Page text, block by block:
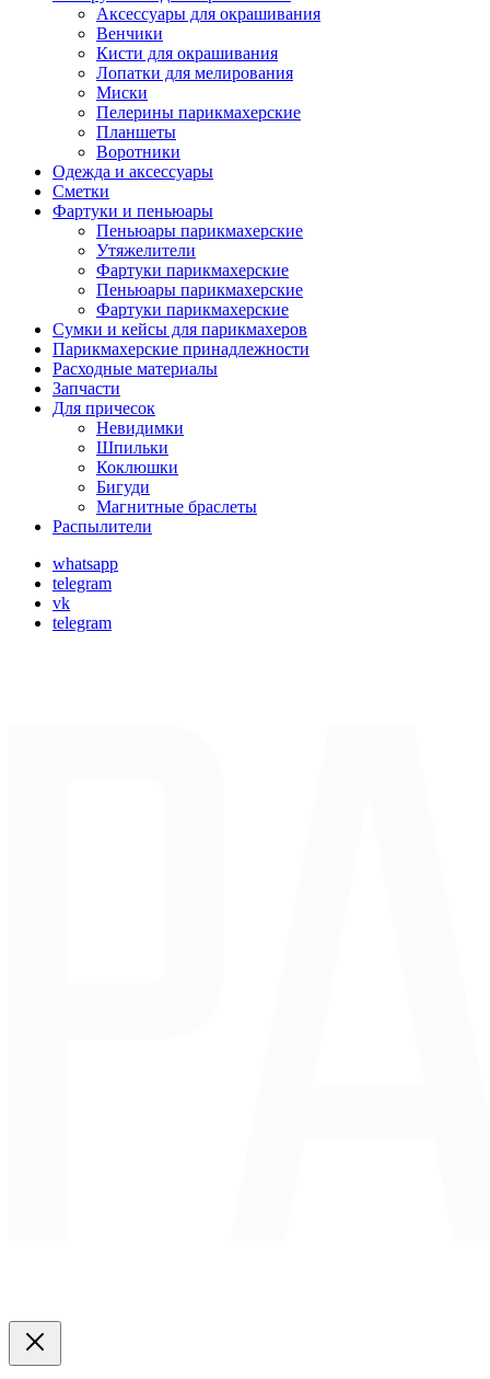
Аксессуары для окрашивания
Венчики
Кисти для окрашивания
Лопатки для мелирования
Миски
Пелерины парикмахерские
Планшеты
Воротники
Одежда и аксессуары
Сметки
Фартуки и пеньюары
Пеньюары парикмахерские
Утяжелители
Фартуки парикмахерские
Пеньюары парикмахерские
Фартуки парикмахерские
Сумки и кейсы для парикмахеров
Парикмахерские принадлежности
Расходные материалы
Запчасти
Для причесок
Невидимки
Шпильки
Коклюшки
Бигуди
Магнитные браслеты
Распылители
whatsapp
telegram
vk
telegram